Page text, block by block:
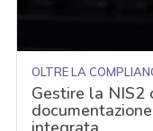
OLTRE LA
Gestire la NIS2